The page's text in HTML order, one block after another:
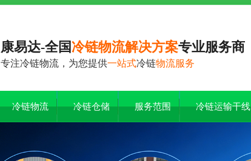
康易达-全国冷链物流解决方案专业服务商
专注冷链物流，为您提供一站式冷链物流服务
冷链物流 冷链仓储 服务范围 冷链运输干线